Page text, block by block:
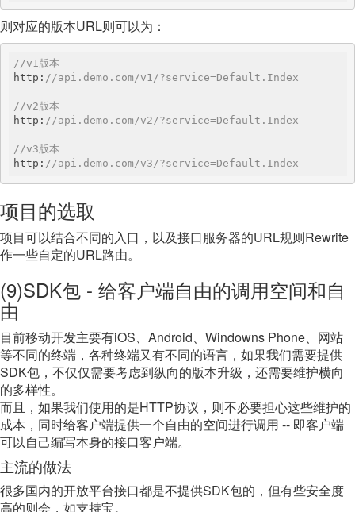
则对应的版本URL则可以为：
//v1版本
http: //api.demo.com/v1/?service=Default.Index
//v2版本
http: //api.demo.com/v2/?service=Default.Index
//v3版本
http: //api.demo.com/v3/?service=Default.Index
项目的选取
项目可以结合不同的入口，以及接口服务器的URL规则Rewrite
作一些自定的URL路由。
(9)SDK包 - 给客户端自由的调用空间和自
由
目前移动开发主要有iOS、Android、Windowns Phone、网站
等不同的终端，各种终端又有不同的语言，如果我们需要提供
SDK包，不仅仅需要考虑到纵向的版本升级，还需要维护横向
的多样性。
而且，如果我们使用的是HTTP协议，则不必要担心这些维护的
成本，同时给客户端提供一个自由的空间进行调用 -- 即客户端
可以自己编写本身的接口客户端。
主流的做法
很多国内的开放平台接口都是不提供SDK包的，但有些安全度
高的则会，如支持宝。